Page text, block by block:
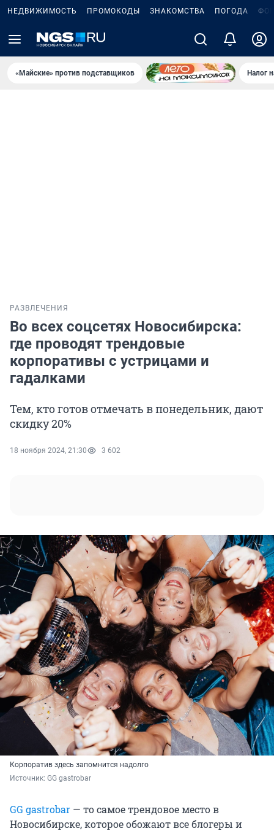
НЕДВИЖИМОСТЬ ПРОМОКОДЫ ЗНАКОМСТВА ПОГОДА
«Майские» против подставщиков Налог
РАЗВЛЕЧЕНИЯ
Во всех соцсетях Новосибирска:
где проводят трендовые
корпоративы с устрицами и
гадалками
Тем, кто готов отмечать в понедельник, дают
скидку 20%
18 ноября 2024, 21:30 3 602
Корпоратив здесь запомнится надолго
Источник: GG gastrobar
GG gastrobar — то самое трендовое место в
Новосибирске, которое обожают все блогеры и